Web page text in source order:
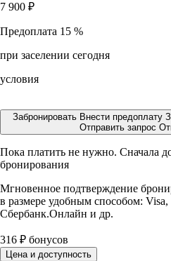
7 900 ₽
Предоплата 15 %
при заселении сегодня
условия
Забронировать Внести предоплату
Отправить запрос
Пока платить не нужно. Сначала
бронирования
Мгновенное подтверждение
в размере удобным способом:
Сбербанк.Онлайн и др.
316 ₽ бонусов
Цена и доступность